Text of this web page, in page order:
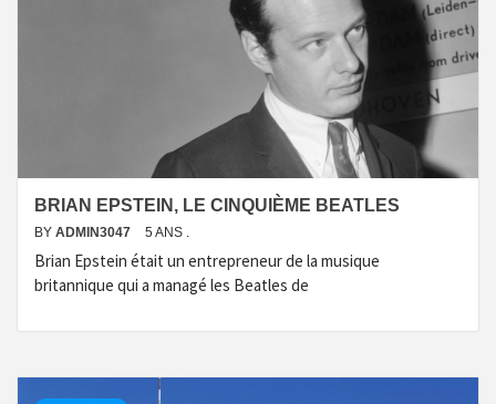
BRIAN EPSTEIN, LE CINQUIÈME BEATLES
BY ADMIN3047 5 ANS .
Brian Epstein était un entrepreneur de la musique
britannique qui a managé les Beatles de